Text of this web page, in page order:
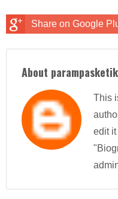
Share on Google
About
This
edit